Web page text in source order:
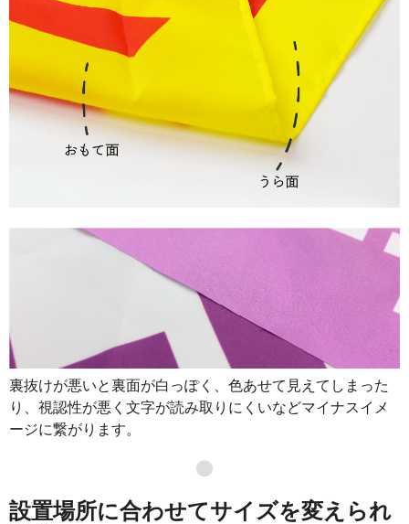
裏抜けが悪いと裏面が白っぽく、色あせて見えてしまった
り、視認性が悪く文字が読み取りにくいなどマイナスイメ
ージに繋がります。
●
設置場所に合わせてサイズを変えられ